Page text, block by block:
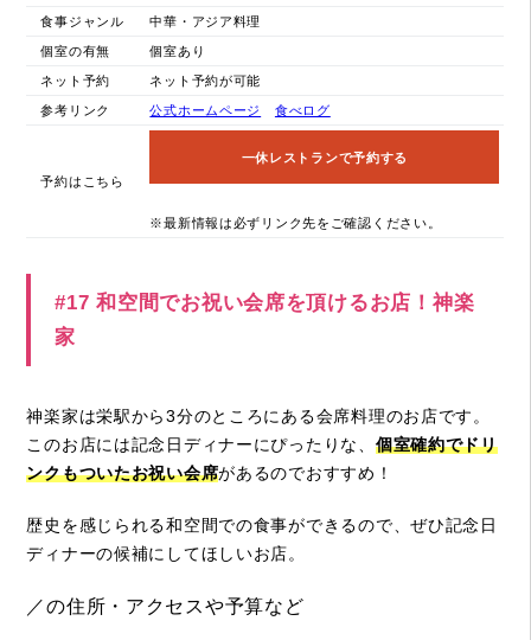
食事ジャンル 中華・アジア料理
個室の有無 個室あり
ネット予約 ネット予約が可能
参考リンク 公式ホームページ 食べログ
予約はこちら
一休レストランで予約する
※最新情報は必ずリンク先をご確認ください。
#17 和空間でお祝い会席を頂けるお店！神楽
家
神楽家は栄駅から3分のところにある会席料理のお店です。
このお店には記念日ディナーにぴったりな、 個室確約でドリ
ンクもついたお祝い会席があるのでおすすめ！
歴史を感じられる和空間での食事ができるので、ぜひ記念日
ディナーの候補にしてほしいお店。
／の住所・アクセスや予算など